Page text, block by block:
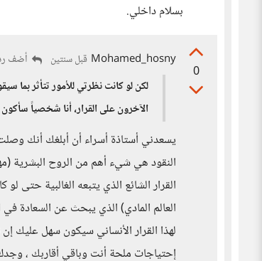
بسلام داخلي.
0
Mohamed_hosny قبل سنتين
أضف
لكن لو كانت نظرتي للأمور تتأثر بما
الآخرون على القرار، أنا شخصياً
يسعدني أستاذة أسراء أن أبلغك أنك
النقود هي شيء أهم من الروح البشرية
القرار الشائع الذي يتبعه الغالبية
العالم المادي) الذي يبحث عن
لهذا القرار الأنساني سيكون سهل
إحتياجات ملحة أنت وباقي أقاربك ،